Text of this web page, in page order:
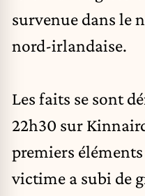
survenue dans le
nord-irlandaise.
Les faits se sont
22h30 sur
premiers
victime a subi de